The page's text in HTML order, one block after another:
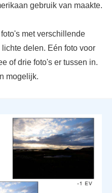
gebruik van maakte.
met verschillende
delen. Eén foto voor
of drie foto's er tussen in.
mogelijk.